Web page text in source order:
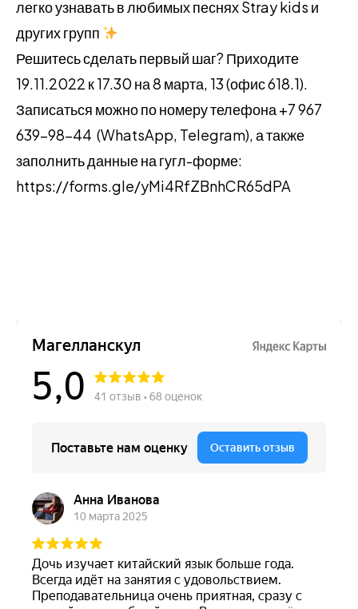
легко узнавать в любимых песнях Stray kids и
других групп
Решитесь сделать первый шаг? Приходите
19.11.2022 к 17.30 на 8 марта, 13 (офис 618.1).
Записаться можно по номеру телефона +7 967
639-98-44 (WhatsApp, Telegram), а также
заполнить данные на гугл-форме:
https://forms.gle/yMi4RfZBnhCR65dPA